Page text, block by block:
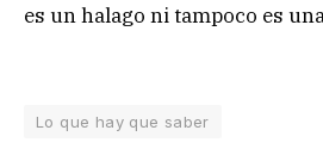
es un halago ni tampoco es
Lo que hay que saber